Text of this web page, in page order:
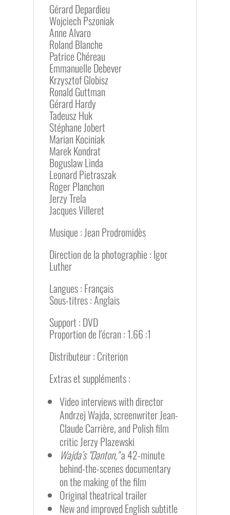
Gérard Depardieu
Wojciech Pszoniak
Anne Alvaro
Roland Blanche
Patrice Chéreau
Emmanuelle Debever
Krzysztof Globisz
Ronald Guttman
Gérard Hardy
Tadeusz Huk
Stéphane Jobert
Marian Kociniak
Marek Kondrat
Boguslaw Linda
Leonard Pietraszak
Roger Planchon
Jerzy Trela
Jacques Villeret
Musique : Jean Prodromidès
Direction de la photographie : Igor
Luther
Langues : Français
Sous-titres : Anglais
Support : DVD
Proportion de l'écran : 1.66 :1
Distributeur : Criterion
Extras et suppléments :
Video interviews with director
Andrzej Wajda, screenwriter Jean-
Claude Carrière, and Polish film
critic Jerzy Plazewski
Wajda’s "Danton,"a 42-minute
behind-the-scenes documentary
on the making of the film
Original theatrical trailer
New and improved English subtitle